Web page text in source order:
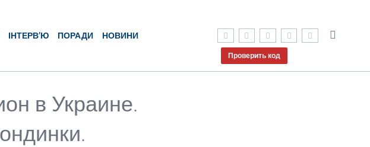
ІНТЕРВ’Ю ПОРАДИ НОВИНИ
Проверить код
в Украине.